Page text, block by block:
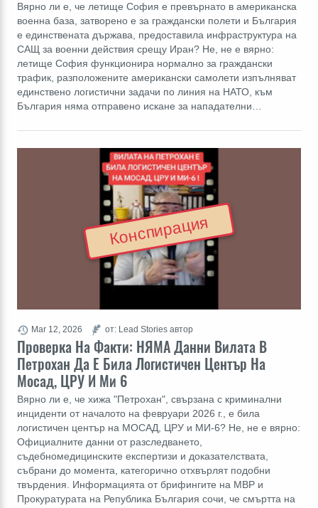
Вярно ли е, че летище София е превърнато в американска
военна база, затворено е за граждански полети и България
е единствената държава, предоставила инфраструктура на
САЩ за военни действия срещу Иран? Не, не е вярно:
летище София функционира нормално за граждански
трафик, разположените американски самолети изпълняват
единствено логистични задачи по линия на НАТО, към
България няма отправено искане за нападателни…
Проверка На Факти: НЯМА Данни Вилата В
Петрохан Да Е Била Логистичен Център На
Мосад, ЦРУ И Ми 6
Вярно ли е, че хижа "Петрохан", свързана с криминални
инциденти от началото на февруари 2026 г., е била
логистичен център на МОСАД, ЦРУ и МИ-6? Не, не е вярно:
Официалните данни от разследването,
съдебномедицинските експертизи и доказателствата,
събрани до момента, категорично отхвърлят подобни
твърдения. Информацията от брифингите на МВР и
Прокуратурата на Република България сочи, че смъртта на
Mar 12, 2026 от: Lead Stories автор
Конспирация